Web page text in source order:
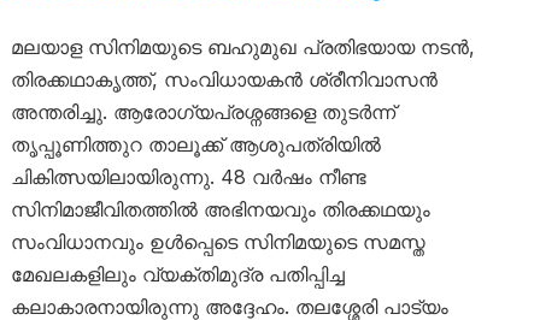
മലയാള സിനിമയുടെ ബഹുമുഖ പ്രതിഭയായ നടൻ,
തിരക്കഥാകൃത്ത്, സംവിധായകൻ ശ്രീനിവാസൻ
അന്തരിച്ചു. ആരോഗ്യപ്രശ്നങ്ങളെ തുടർന്ന്
തൃപ്പൂണിത്തുറ താലൂക്ക് ആശുപത്രിയിൽ
ചികിത്സയിലായിരുന്നു. 48 വർഷം നീണ്ട
സിനിമാജീവിതത്തിൽ അഭിനയവും തിരക്കഥയും
സംവിധാനവും ഉൾപ്പെടെ സിനിമയുടെ സമസ്ത
മേഖലകളിലും വ്യക്തിമുദ്ര പതിപ്പിച്ച
കലാകാരനായിരുന്നു അദ്ദേഹം. തലശ്ശേരി പാട്യം